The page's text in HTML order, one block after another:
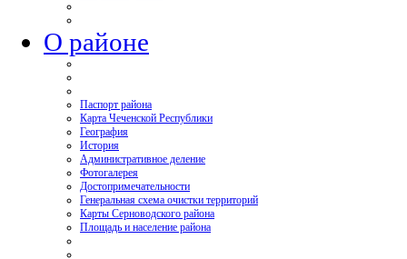
О районе
Паспорт района
Карта Чеченской Республики
География
История
Административное деление
Фотогалерея
Достопримечательности
Генеральная схема очистки территорий
Карты Серноводского района
Площадь и население района